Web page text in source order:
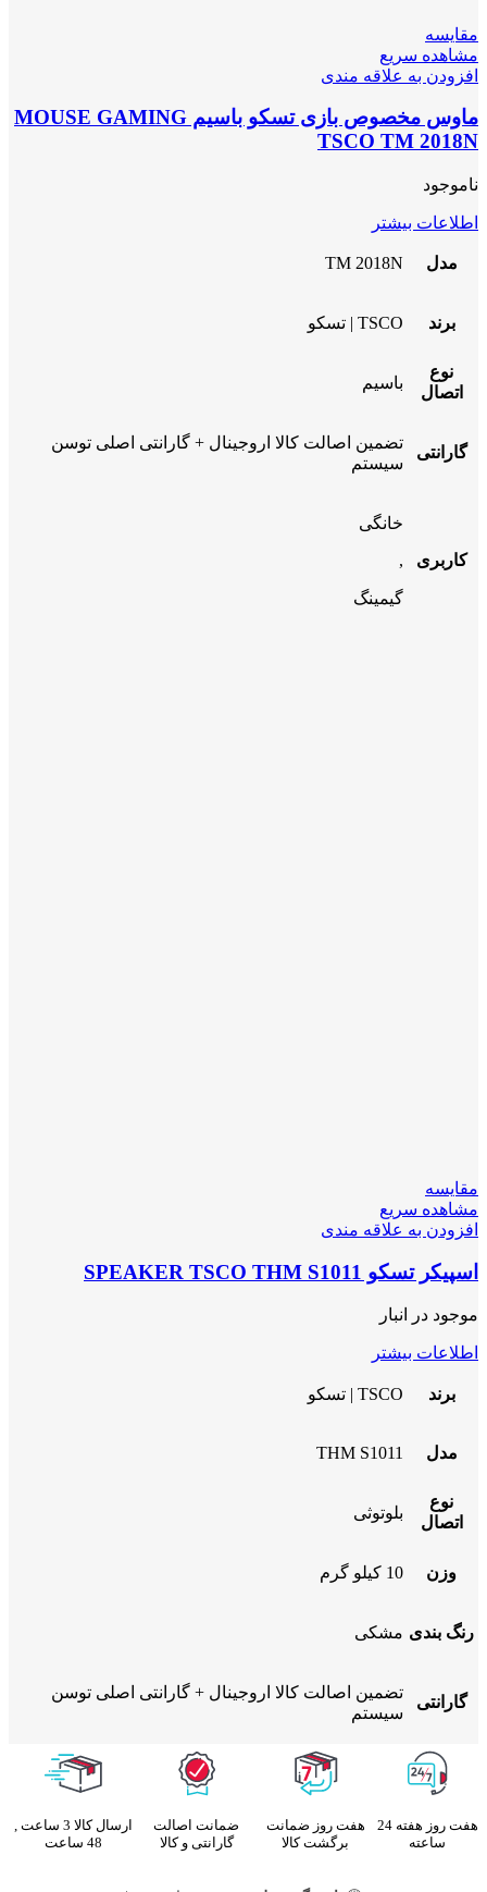
مقایسه
مشاهده سریع
افزودن به علاقه مندی
ماوس مخصوص بازی تسکو باسیم MOUSE GAMING
TSCO TM 2018N
ناموجود
اطلاعات بیشتر
مدل TM 2018N
برند TSCO | تسکو
نوع
اتصال
باسیم
گارانتی
تضمین اصالت کالا اروجینال + گارانتی اصلی توسن
سیستم
کاربری
خانگی
,
گیمینگ
مقایسه
مشاهده سریع
افزودن به علاقه مندی
اسپیکر تسکو SPEAKER TSCO THM S1011
موجود در انبار
اطلاعات بیشتر
برند TSCO | تسکو
مدل THM S1011
نوع
اتصال
بلوتوثی
وزن 10 کیلو گرم
رنگ بندی مشکی
گارانتی
تضمین اصالت کالا اروجینال + گارانتی اصلی توسن
سیستم
هفت روز هفته 24
ساعته
هفت روز ضمانت
برگشت کالا
ضمانت اصالت
گارانتی و کالا
ارسال کالا 3 ساعت ,
48 ساعت